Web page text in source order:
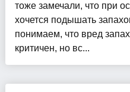
тоже замечали, что при
хочется подышать
понимаем, что вред
критичен, но вс...